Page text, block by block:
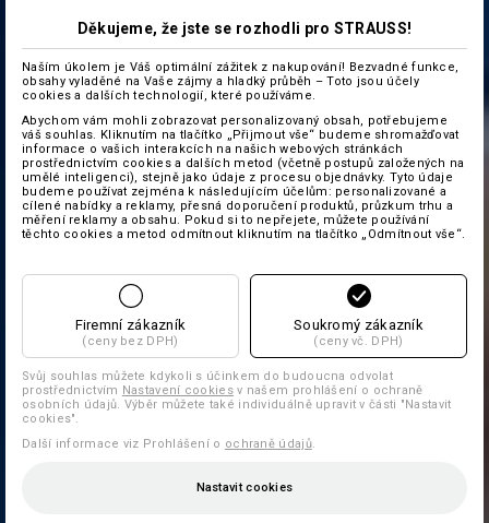
Děkujeme, že jste se rozhodli pro STRAUSS!
Naším úkolem je Váš optimální zážitek z nakupování! Bezvadné funkce,
obsahy vyladěné na Vaše zájmy a hladký průběh – Toto jsou účely
cookies a dalších technologií, které používáme.
Abychom vám mohli zobrazovat personalizovaný obsah, potřebujeme
váš souhlas. Kliknutím na tlačítko „Přijmout vše“ budeme shromažďovat
informace o vašich interakcích na našich webových stránkách
prostřednictvím cookies a dalších metod (včetně postupů založených na
umělé inteligenci), stejně jako údaje z procesu objednávky. Tyto údaje
budeme používat zejména k následujícím účelům: personalizované a
cílené nabídky a reklamy, přesná doporučení produktů, průzkum trhu a
měření reklamy a obsahu. Pokud si to nepřejete, můžete používání
těchto cookies a metod odmítnout kliknutím na tlačítko „Odmítnout vše“.
Firemní zákazník
(ceny bez DPH)
Soukromý zákazník
(ceny vč. DPH)
Svůj souhlas můžete kdykoli s účinkem do budoucna odvolat
prostřednictvím Nastavení cookiesv našem prohlášení o ochraně
osobních údajů. Výběr můžete také individuálně upravit v části "Nastavit
cookies".
Další informace viz Prohlášení o ochraně údajů.
Nastavit cookies